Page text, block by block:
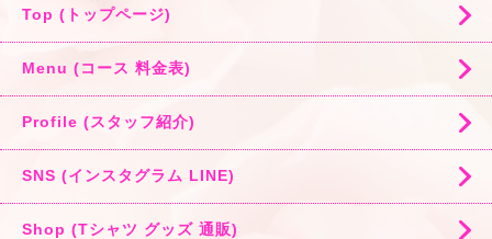
Top (トップページ)
Menu (コース 料金表)
Profile (スタッフ紹介)
SNS (インスタグラム LINE)
Shop (Tシャツ グッズ 通販)